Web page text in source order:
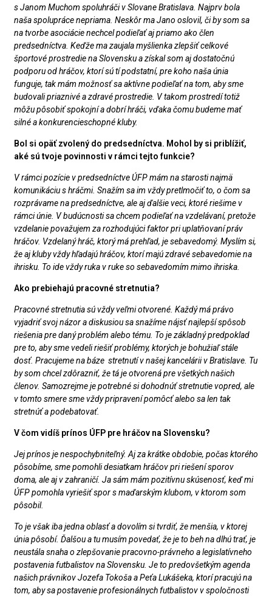
s Janom Muchom spoluhráči v Slovane Bratislava. Najprv bola
naša spolupráce nepriama. Neskôr ma Jano oslovil, či by som sa
na tvorbe asociácie nechcel podieľať aj priamo ako člen
predsedníctva. Keďže ma zaujala myšlienka zlepšiť celkové
športové prostredie na Slovensku a získal som aj dostatočnú
podporu od hráčov, ktorí sú tí podstatní, pre koho naša únia
funguje, tak mám možnosť sa aktívne podieľať na tom, aby sme
budovali priaznivé a zdravé prostredie. V takom prostredí totiž
môžu pôsobiť spokojní a dobrí hráči, vďaka čomu budeme mať
silné a konkurencieschopné kluby.
Bol si opäť zvolený do predsedníctva. Mohol by si priblížiť,
aké sú tvoje povinnosti v rámci tejto funkcie?
V rámci pozície v predsedníctve ÚFP mám na starosti najmä
komunikáciu s hráčmi. Snažím sa im vždy pretlmočiť to, o čom sa
rozprávame na predsedníctve, ale aj ďalšie veci, ktoré riešime v
rámci únie. V budúcnosti sa chcem podieľať na vzdelávaní, pretože
vzdelanie považujem za rozhodujúci faktor pri uplatňovaní práv
hráčov. Vzdelaný hráč, ktorý má prehľad, je sebavedomý. Myslím si,
že aj kluby vždy hľadajú hráčov, ktorí majú zdravé sebavedomie na
ihrisku. To ide vždy ruka v ruke so sebavedomím mimo ihriska.
Ako prebiehajú pracovné stretnutia?
Pracovné stretnutia sú vždy veľmi otvorené. Každý má právo
vyjadriť svoj názor a diskusiou sa snažíme nájsť najlepší spôsob
riešenia pre daný problém alebo tému. To je základný predpoklad
pre to, aby sme vedeli riešiť problémy, ktorých je bohužiaľ stále
dosť. Pracujeme na báze stretnutí v našej kancelárii v Bratislave. Tu
by som chcel zdôrazniť, že tá je otvorená pre všetkých našich
členov. Samozrejme je potrebné si dohodnúť stretnutie vopred, ale
v tomto smere sme vždy pripravení pomôcť alebo sa len tak
stretnúť a podebatovať.
V čom vidíš prínos ÚFP pre hráčov na Slovensku?
Jej prínos je nespochybniteľný. Aj za krátke obdobie, počas ktorého
pôsobíme, sme pomohli desiatkam hráčov pri riešení sporov
doma, ale aj v zahraničí. Ja sám mám pozitívnu skúsenosť, keď mi
ÚFP pomohla vyriešiť spor s maďarským klubom, v ktorom som
pôsobil.
To je však iba jedna oblasť a dovolím si tvrdiť, že menšia, v ktorej
únia pôsobí. Ďalšou a tu musím povedať, že je to beh na dlhú trať, je
neustála snaha o zlepšovanie pracovno-právneho a legislatívneho
postavenia futbalistov na Slovensku. Je to predovšetkým agenda
našich právnikov Jozefa Tokoša a Peťa Lukášeka, ktorí pracujú na
tom, aby sa postavenie profesionálnych futbalistov v spoločnosti